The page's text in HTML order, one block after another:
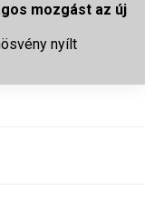
mozgást az új
nyílt